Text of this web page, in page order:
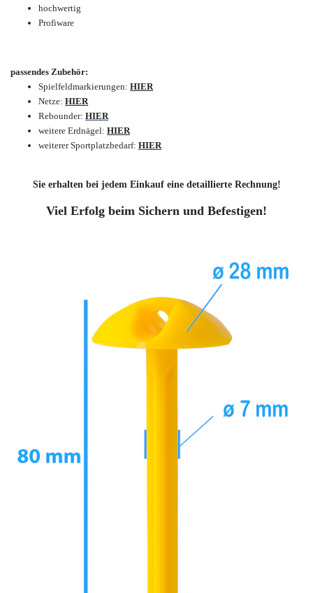
hochwertig
Profiware
passendes Zubehör:
Spielfeldmarkierungen: HIER
Netze: HIER
Rebounder: HIER
weitere Erdnägel: HIER
weiterer Sportplatzbedarf: HIER
Sie erhalten bei jedem Einkauf eine detaillierte Rechnung!
Viel Erfolg beim Sichern und Befestigen!